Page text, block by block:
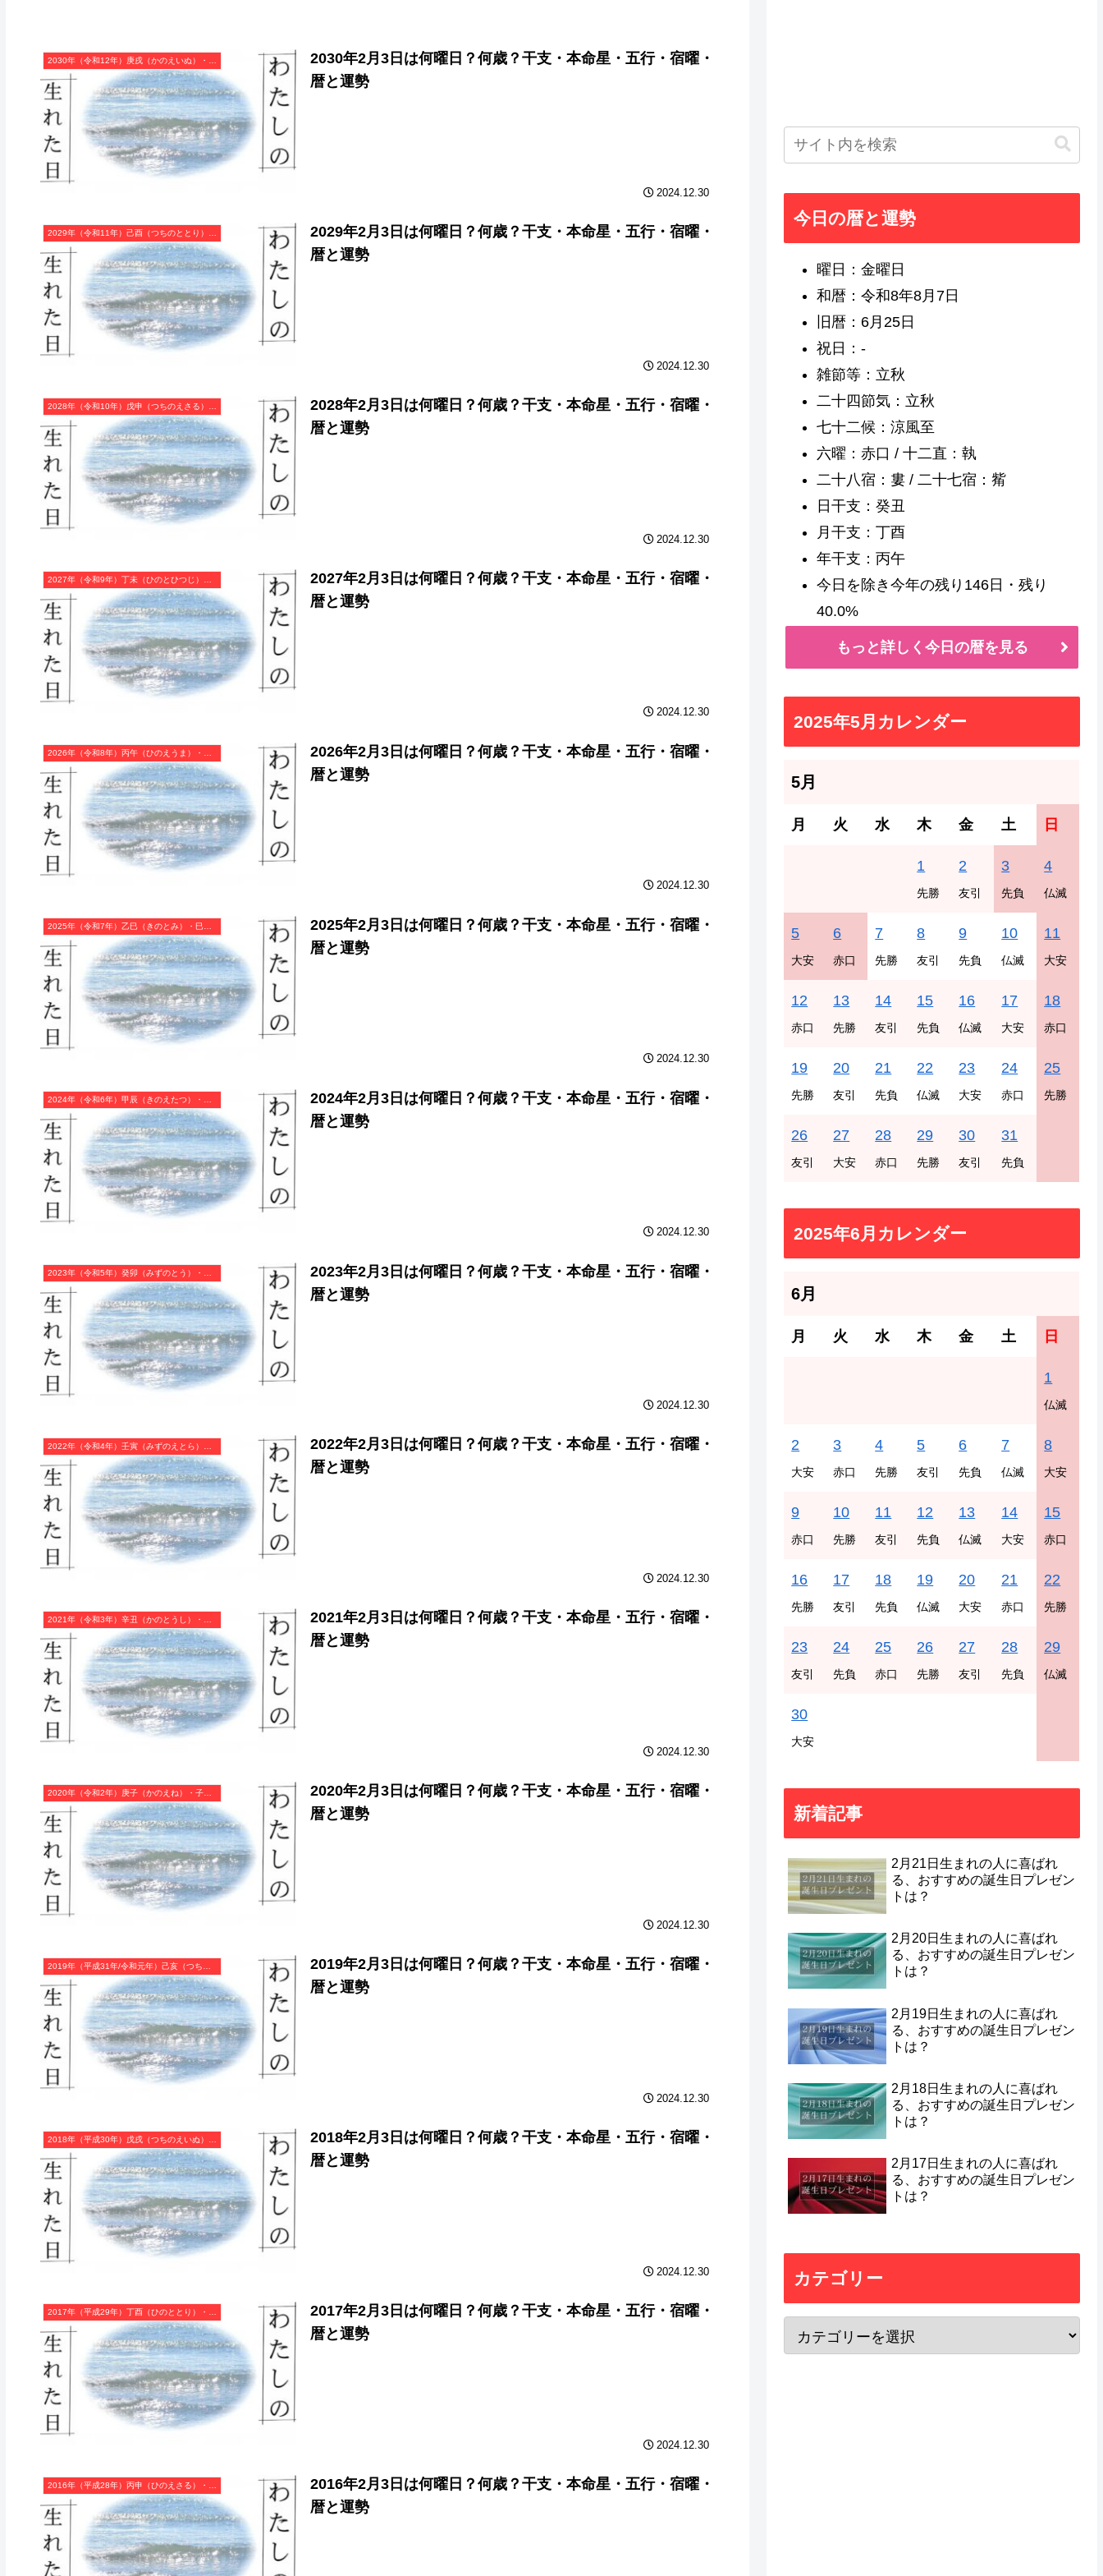
2030年2月3日は何曜日？何歳？干支・本命星・五行・宿曜・
暦と運勢
2024.12.30
2029年（令和11年）己酉（つちのととり）・酉年（とり年）カレンダー（月曜はじまり）
2029年2月3日は何曜日？何歳？干支・本命星・五行・宿曜・
暦と運勢
2024.12.30
2028年（令和10年）戊申（つちのえさる）・申年（さる年）カレンダー（月曜はじまり）
2028年2月3日は何曜日？何歳？干支・本命星・五行・宿曜・
暦と運勢
2024.12.30
2027年（令和9年）丁未（ひのとひつじ）・未年（ひつじ年）カレンダー（月曜はじまり）
2027年2月3日は何曜日？何歳？干支・本命星・五行・宿曜・
暦と運勢
2024.12.30
2026年2月3日は何曜日？何歳？干支・本命星・五行・宿曜・
暦と運勢
2024.12.30
2025年（令和7年）乙巳（きのとみ）・巳年（へび年）カレンダー（月曜はじまり）
2025年2月3日は何曜日？何歳？干支・本命星・五行・宿曜・
暦と運勢
2024.12.30
2024年2月3日は何曜日？何歳？干支・本命星・五行・宿曜・
暦と運勢
2024.12.30
2023年2月3日は何曜日？何歳？干支・本命星・五行・宿曜・
暦と運勢
2024.12.30
2022年2月3日は何曜日？何歳？干支・本命星・五行・宿曜・
暦と運勢
2024.12.30
2021年2月3日は何曜日？何歳？干支・本命星・五行・宿曜・
暦と運勢
2024.12.30
2020年（令和2年）庚子（かのえね）・子年（ねずみ年）カレンダー（月曜はじまり）
2020年2月3日は何曜日？何歳？干支・本命星・五行・宿曜・
暦と運勢
2024.12.30
2019年2月3日は何曜日？何歳？干支・本命星・五行・宿曜・
暦と運勢
2024.12.30
2018年2月3日は何曜日？何歳？干支・本命星・五行・宿曜・
暦と運勢
2024.12.30
2017年（平成29年）丁酉（ひのととり）・酉年（とり年）カレンダー（月曜はじまり）
2017年2月3日は何曜日？何歳？干支・本命星・五行・宿曜・
暦と運勢
2024.12.30
2016年（平成28年）丙申（ひのえさる）・申年（さる年）カレンダー（月曜はじまり）
2016年2月3日は何曜日？何歳？干支・本命星・五行・宿曜・
暦と運勢
今日の暦と運勢
曜日：金曜日
和暦：令和8年8月7日
旧暦：6月25日
祝日：-
雑節等：立秋
二十四節気：立秋
七十二候：涼風至
六曜：赤口 / 十二直：執
二十八宿：婁 / 二十七宿：觜
日干支：癸丑
月干支：丁酉
年干支：丙午
今日を除き今年の残り146日・残り
40.0%
もっと詳しく今日の暦を見る
2025年5月カレンダー
5月
月 火 水 木 金 土 日
1
先勝
2
友引
3
先負
4
仏滅
5
大安
6
赤口
7
先勝
8
友引
9
先負
10
仏滅
11
大安
12
赤口
13
先勝
14
友引
15
先負
16
仏滅
17
大安
18
赤口
19
先勝
20
友引
21
先負
22
仏滅
23
大安
24
赤口
25
先勝
26
友引
27
大安
28
赤口
29
先勝
30
友引
31
先負
2025年6月カレンダー
6月
月 火 水 木 金 土 日
1
仏滅
2
大安
3
赤口
4
先勝
5
友引
6
先負
7
仏滅
8
大安
9
赤口
10
先勝
11
友引
12
先負
13
仏滅
14
大安
15
赤口
16
先勝
17
友引
18
先負
19
仏滅
20
大安
21
赤口
22
先勝
23
友引
24
先負
25
赤口
26
先勝
27
友引
28
先負
29
仏滅
30
大安
新着記事
2月21日生まれの人に喜ばれ
る、おすすめの誕生日プレゼン
トは？
2月20日生まれの人に喜ばれ
る、おすすめの誕生日プレゼン
トは？
2月19日生まれの人に喜ばれ
る、おすすめの誕生日プレゼン
トは？
2月18日生まれの人に喜ばれ
る、おすすめの誕生日プレゼン
トは？
2月17日生まれの人に喜ばれ
る、おすすめの誕生日プレゼン
トは？
カテゴリー